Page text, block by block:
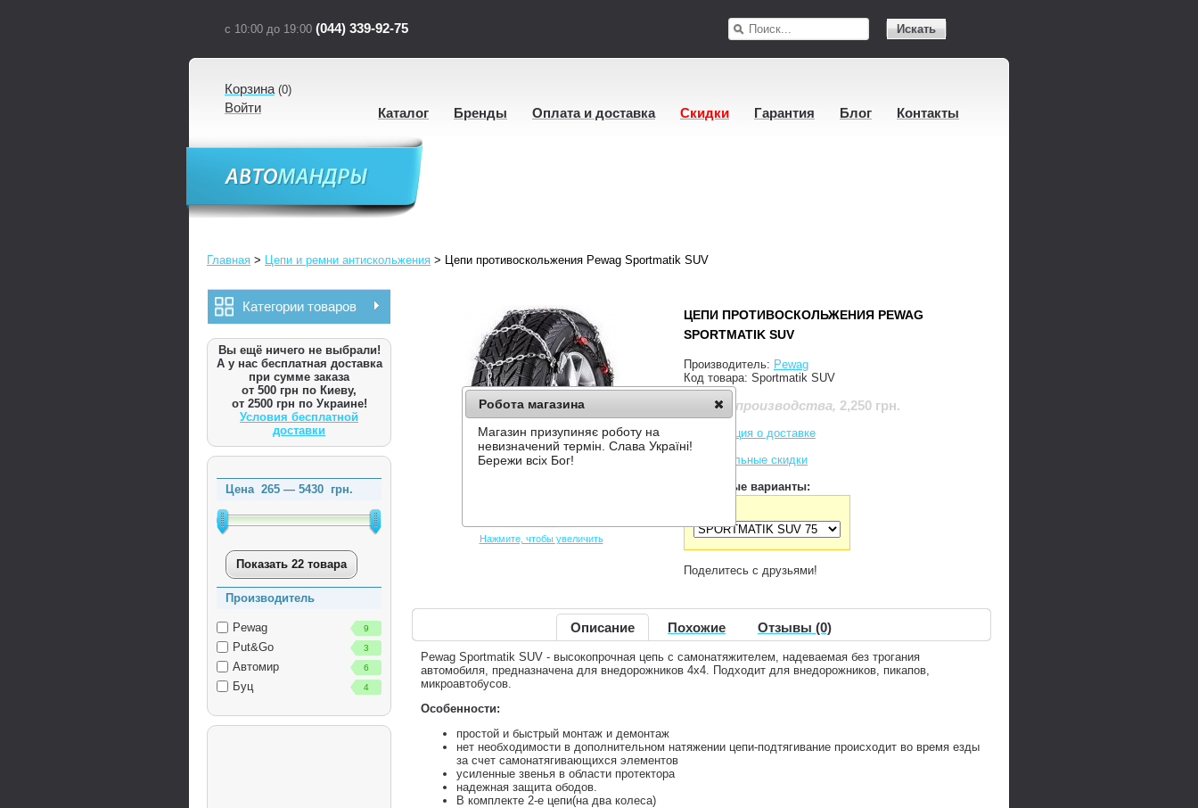
с 10:00 до 19:00 (044) 339-92-75 Искать
Корзина(0)
Войти Каталог Бренды Оплата и доставка Скидки Гарантия Блог Контакты
Главная > Цепи и ремни антискольжения > Цепи противоскольжения Pewag Sportmatik SUV
Категории товаров
Вы ещё ничего не выбрали!
А у нас бесплатная доставка
при сумме заказа
от 500 грн по Киеву,
от 2500 грн по Украине!
Условия бесплатной
доставки
Цена 265 — 5430 грн.
Показать 22 товара
Производитель
Pewag 9
Put&Go 3
Автомир 6
Буц 4
Нажмите, чтобы увеличить
ЦЕПИ ПРОТИВОСКОЛЬЖЕНИЯ PEWAG
SPORTMATIK SUV
Производитель: Pewag
Код товара: Sportmatik SUV
Снят с производства, 2,250 грн.
Информация о доставке
Накопительные скидки
Доступные варианты:
Поделитесь с друзьями!
Описание Похожие Отзывы (0)
Pewag Sportmatik SUV - высокопрочная цепь с самонатяжителем, надеваемая без трогания
автомобиля, предназначена для внедорожников 4х4. Подходит для внедорожников, пикапов,
микроавтобусов.
Особенности:
простой и быстрый монтаж и демонтаж
нет необходимости в дополнительном натяжении цепи-подтягивание происходит во время езды
за счет самонатягивающихся элементов
усиленные звенья в области протектора
надежная защита ободов.
В комплекте 2-е цепи(на два колеса)
Робота магазина
Магазин призупиняє роботу на
невизначений термін. Слава Україні!
Бережи всіх Бог!